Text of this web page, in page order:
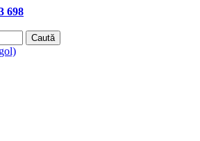
698
Caută